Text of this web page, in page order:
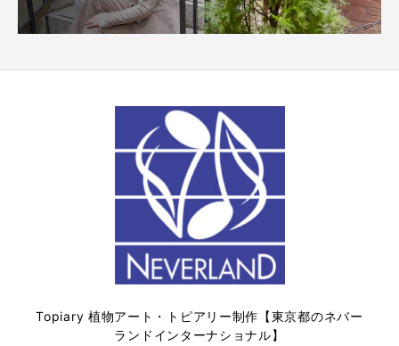
Topiary 植物アート・トピアリー制作【東京都のネバー
ランドインターナショナル】